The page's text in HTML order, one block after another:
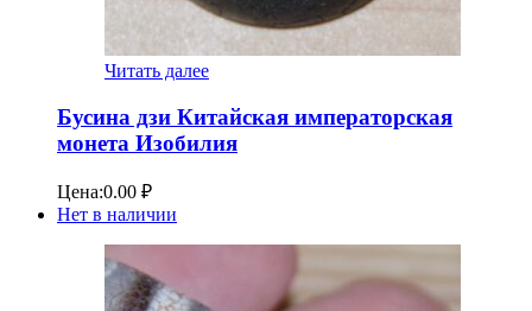
Читать далее
Бусина дзи Китайская императорская
монета Изобилия
Цена:0.00 ₽
Нет в наличии